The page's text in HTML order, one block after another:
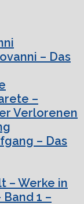
– Das
–
Verlorenen
– Das
– Werke in
1 –